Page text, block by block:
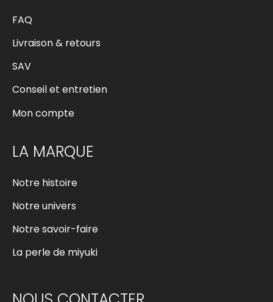
FAQ
Livraison & retours
SAV
Conseil et entretien
Mon compte
LA MARQUE
Notre histoire
Notre univers
Notre savoir-faire
La perle de miyuki